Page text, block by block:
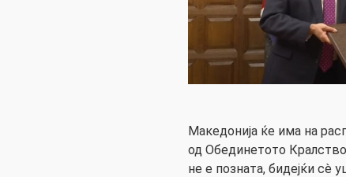
Македонија ќе има на
од Обединетото
не е позната, бидејќи сè